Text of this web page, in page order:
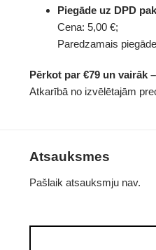
Piegāde uz DPD
Cena: 5,00 €;
Paredzamais
Pērkot par €79 un vairāk
Atkarībā no izvēlētajām
Atsauksmes
Pašlaik atsauksmju nav.